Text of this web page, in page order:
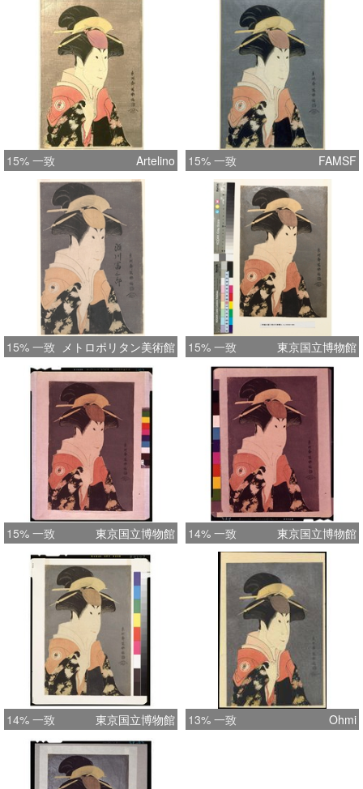
15% 一致 Artelino 15% 一致 FAMSF
15% 一致 メトロポリタン美術館 15% 一致 東京国立博物館
15% 一致 東京国立博物館 14% 一致 東京国立博物館
14% 一致 東京国立博物館 13% 一致 Ohmi